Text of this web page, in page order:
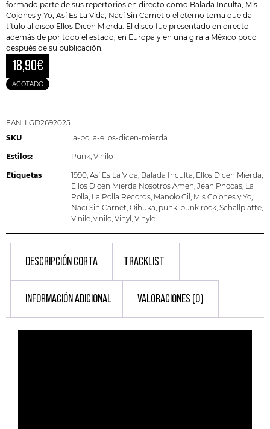
formado parte de sus repertorios en directo como Balada Inculta, Mis
Cojones y Yo, Así Es La Vida, Nací Sin Carnet o el eterno tema que da
título al disco Ellos Dicen Mierda. El disco fue presentado en directo
además de por todo el estado, en Europa y en una gira a México poco
después de su publicación.
18,90€
AGOTADO
EAN: LGD2692025
SKU
la-polla-ellos-dicen-mierda
Estilos: Punk Vinilo
Etiquetas 1990 Así Es La Vida Balada Inculta Ellos Dicen Mierda
Ellos Dicen Mierda Nosotros Amen Jean Phocas La
Polla La Polla Records Manolo Gil Mis Cojones y Yo
Nací Sin Carnet Oihuka punk punk rock Schallplatte
Vinile vinilo Vinyl Vinyle
DESCRIPCIÓN CORTA TRACKLIST
INFORMACIÓN ADICIONAL VALORACIONES (0)